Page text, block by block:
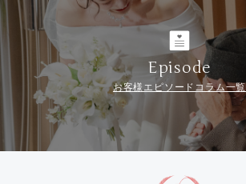
Episode
お客様エピソードコラム一覧